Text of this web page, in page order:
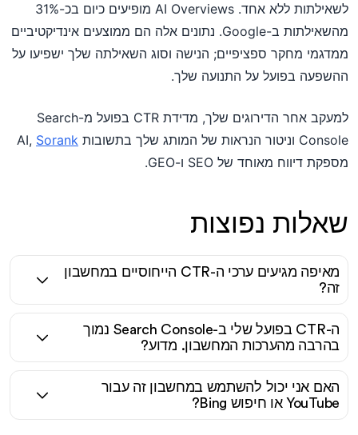
לשאילתות ללא אחד. AI Overviews מופיעים כיום בכ-31%
מהשאילתות ב-Google. נתונים אלה הם ממוצעים אינדיקטיביים
ממדגמי מחקר ספציפיים; הנישה וסוג השאילתה שלך ישפיעו על
ההשפעה בפועל על התנועה שלך.
למעקב אחר הדירוגים שלך, מדידת CTR בפועל מ-Search
Console וניטור הנראות של המותג שלך בתשובות AI,
Sorank
מספקת דיווח מאוחד של SEO ו-GEO.
שאלות נפוצות
מאיפה מגיעים ערכי ה-CTR הייחוסיים במחשבון
זה?
ה-CTR בפועל שלי ב-Search Console נמוך
בהרבה מהערכות המחשבון. מדוע?
האם אני יכול להשתמש במחשבון זה עבור
YouTube או חיפוש Bing?